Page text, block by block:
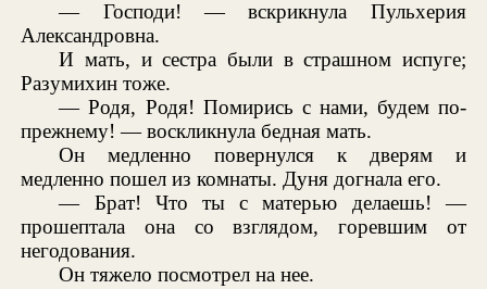
— Господи! — вскрикнула Пульхерия
Александровна.
И мать, и сестра были в страшном испуге;
Разумихин тоже.
— Родя, Родя! Помирись с нами, будем по-
прежнему! — воскликнула бедная мать.
Он медленно повернулся к дверям и
медленно пошел из комнаты. Дуня догнала его.
— Брат! Что ты с матерью делаешь! —
прошептала она со взглядом, горевшим от
негодования.
Он тяжело посмотрел на нее.